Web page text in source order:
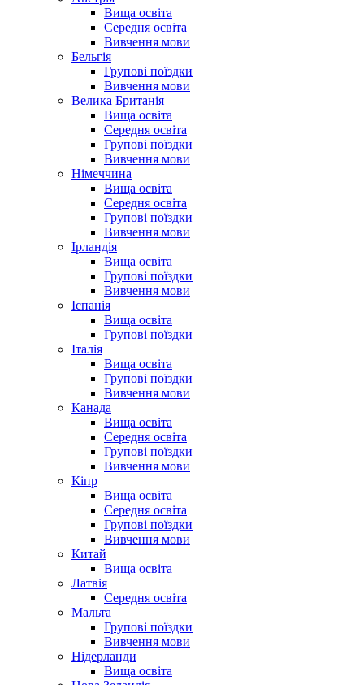
Вища освіта
Середня освіта
Вивчення мови
Бельгія
Групові поїздки
Вивчення мови
Велика Британія
Вища освіта
Середня освіта
Групові поїздки
Вивчення мови
Німеччина
Вища освіта
Середня освіта
Групові поїздки
Вивчення мови
Ірландія
Вища освіта
Групові поїздки
Вивчення мови
Іспанія
Вища освіта
Групові поїздки
Італія
Вища освіта
Групові поїздки
Вивчення мови
Канада
Вища освіта
Середня освіта
Групові поїздки
Вивчення мови
Кіпр
Вища освіта
Середня освіта
Групові поїздки
Вивчення мови
Китай
Вища освіта
Латвія
Середня освіта
Мальта
Групові поїздки
Вивчення мови
Нідерланди
Вища освіта